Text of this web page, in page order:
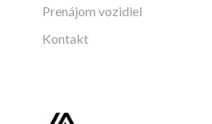
Prenájom vozidiel
Kontakt